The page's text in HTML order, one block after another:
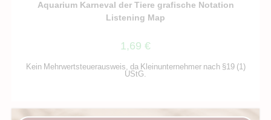
Aquarium Karneval der Tiere grafische Notation
Listening Map
1,69 €
Kein Mehrwertsteuerausweis, da Kleinunternehmer nach §19 (1)
UStG.